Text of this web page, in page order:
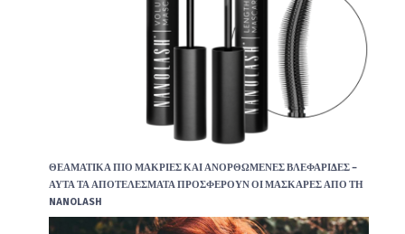
ΘΕΑΜΑΤΙΚΆ ΠΙΟ ΜΑΚΡΙΈΣ ΚΑΙ ΑΝΟΡΘΩΜΈΝΕΣ ΒΛΕΦΑΡΊΔΕΣ –
ΑΥΤΆ ΤΑ ΑΠΟΤΕΛΈΣΜΑΤΑ ΠΡΟΣΦΈΡΟΥΝ ΟΙ ΜΆΣΚΑΡΕΣ ΑΠΌ ΤΗ
NANOLASH